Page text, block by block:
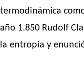
termodinámica
año 1.850 Rudolf
la entropía y